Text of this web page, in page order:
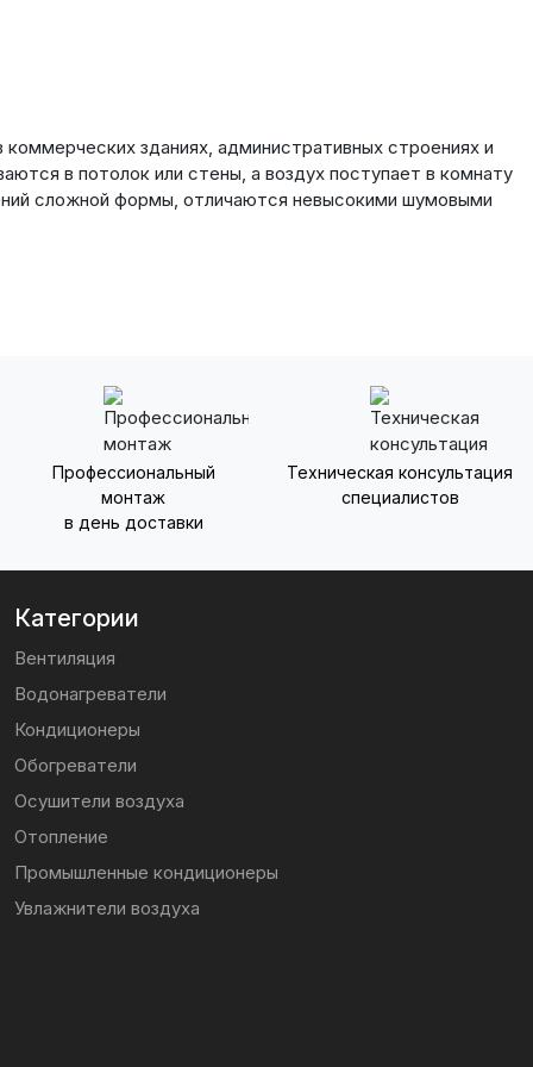
зданиях, административных строениях и
в потолок или стены, а воздух поступает в комнату
сложной формы, отличаются невысокими шумовыми
Профессиональный
монтаж
в день доставки
Техническая консультация
специалистов
Категории
Вентиляция
Водонагреватели
Кондиционеры
Обогреватели
Осушители воздуха
Отопление
Промышленные кондиционеры
Увлажнители воздуха